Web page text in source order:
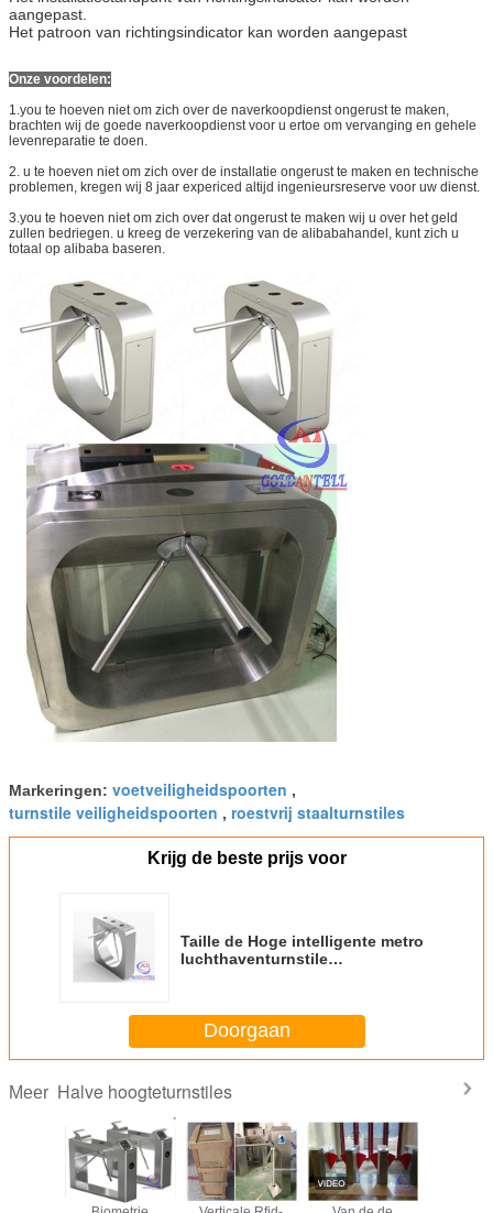
aangepast.
Het patroon van richtingsindicator kan worden aangepast
Onze voordelen:
1.you te hoeven niet om zich over de naverkoopdienst ongerust te maken,
brachten wij de goede naverkoopdienst voor u ertoe om vervanging en gehele
levenreparatie te doen.
2. u te hoeven niet om zich over de installatie ongerust te maken en technische
problemen, kregen wij 8 jaar expericed altijd ingenieursreserve voor uw dienst.
3.you te hoeven niet om zich over dat ongerust te maken wij u over het geld
zullen bedriegen. u kreeg de verzekering van de alibabahandel, kunt zich u
totaal op alibaba baseren.
Markeringen: voetveiligheidspoorten ,
turnstile veiligheidspoorten , roestvrij staalturnstiles
Krijg de beste prijs voor
Taille de Hoge intelligente metro
luchthaventurnstile
Doorgaan
Meer Halve hoogteturnstiles